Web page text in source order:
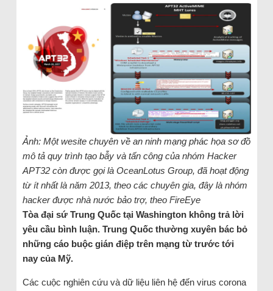
Ảnh: Một wesite chuyên về an ninh mạng phác họa sơ đồ
mô tả quy trình tạo bẫy và tấn công của nhóm Hacker
APT32 còn được gọi là OceanLotus Group, đã hoạt động
từ ít nhất là năm 2013, theo các chuyên gia, đây là nhóm
hacker được nhà nước bảo trợ, theo FireEye
Tòa đại sứ Trung Quốc tại Washington không trả lời
yêu cầu bình luận. Trung Quốc thường xuyên bác bỏ
những cáo buộc gián điệp trên mạng từ trước tới
nay của Mỹ.
Các cuộc nghiên cứu và dữ liệu liên hệ đến virus corona